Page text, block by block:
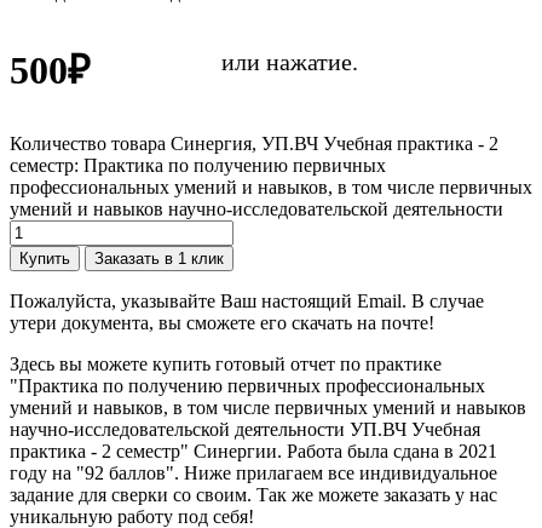
или нажатие.
500₽
Количество товара Синергия, УП.ВЧ Учебная практика - 2
семестр: Практика по получению первичных
профессиональных умений и навыков, в том числе первичных
умений и навыков научно-исследовательской деятельности
Купить Заказать в 1 клик
Пожалуйста, указывайте Ваш настоящий Email. В случае
утери документа, вы сможете его скачать на почте!
Здесь вы можете купить готовый отчет по практике
"Практика по получению первичных профессиональных
умений и навыков, в том числе первичных умений и навыков
научно-исследовательской деятельности УП.ВЧ Учебная
практика - 2 семестр" Синергии. Работа была сдана в 2021
году на "92 баллов". Ниже прилагаем все индивидуальное
задание для сверки со своим. Так же можете заказать у нас
уникальную работу под себя!